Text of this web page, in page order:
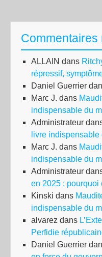
Commentaires
ALLAIN dans
répressif,
Daniel Guerrier
Marc J. dans
indispensable du
Administrateur
livre indispensable
Marc J. dans
indispensable du
Administrateur
en 2025 : pourquoi
Kinski dans
indispensable du
alvarez dans
Perfidie
Daniel Guerrier